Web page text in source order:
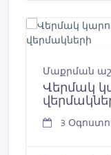
Մաքրման
Վերմակ
3